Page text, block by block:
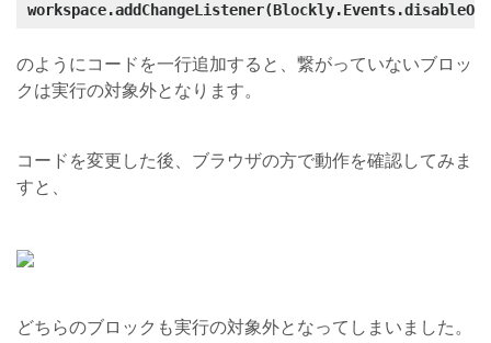
のようにコードを一行追加すると、繋がっていないブロッ
クは実行の対象外となります。
コードを変更した後、ブラウザの方で動作を確認してみま
すと、
どちらのブロックも実行の対象外となってしまいました。